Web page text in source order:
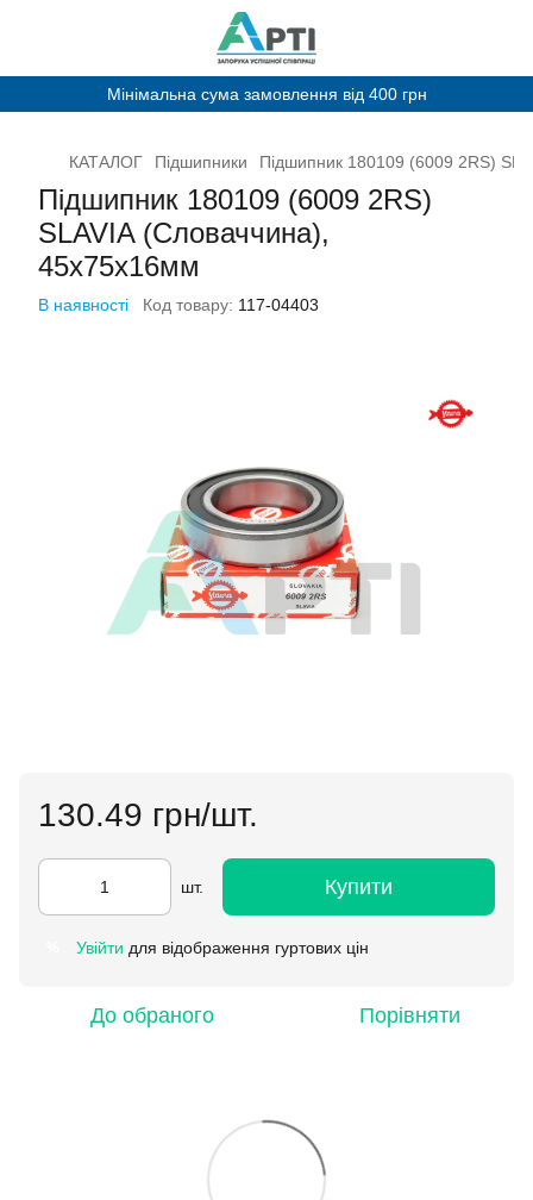
Мінімальна сума замовлення від 400 грн
КАТАЛОГ Підшипники Підшипник 180109 (6009 2RS)
Підшипник 180109 (6009 2RS)
SLAVIA (Словаччина),
45х75х16мм
В наявності Код товару: 117-04403
130.49 грн/шт.
шт. Купити
Увійти для відображення гуртових цін
До обраного Порівняти